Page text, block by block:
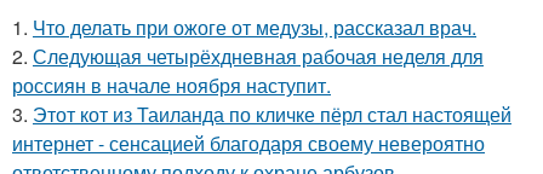
1. Что делать при ожоге от медузы, рассказал врач.
2. Следующая четырёхдневная рабочая неделя для
россиян в начале ноября наступит.
3. Этот кот из Таиланда по кличке пёрл стал настоящей
интернет - сенсацией благодаря своему невероятно